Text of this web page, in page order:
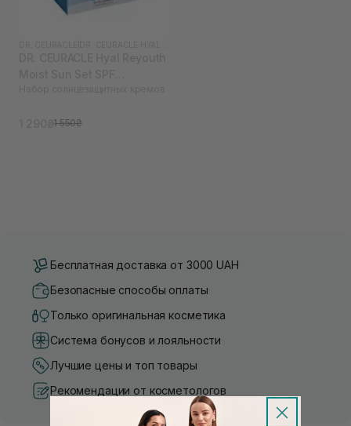
1 290₴1 550₴
Бесплатная доставка от 3000 UAH
Безопасные способы оплаты
Только оригинальная косметика
Система бонусов и лояльности
Лучшие цены и топ товары
Рекомендации от косметологов